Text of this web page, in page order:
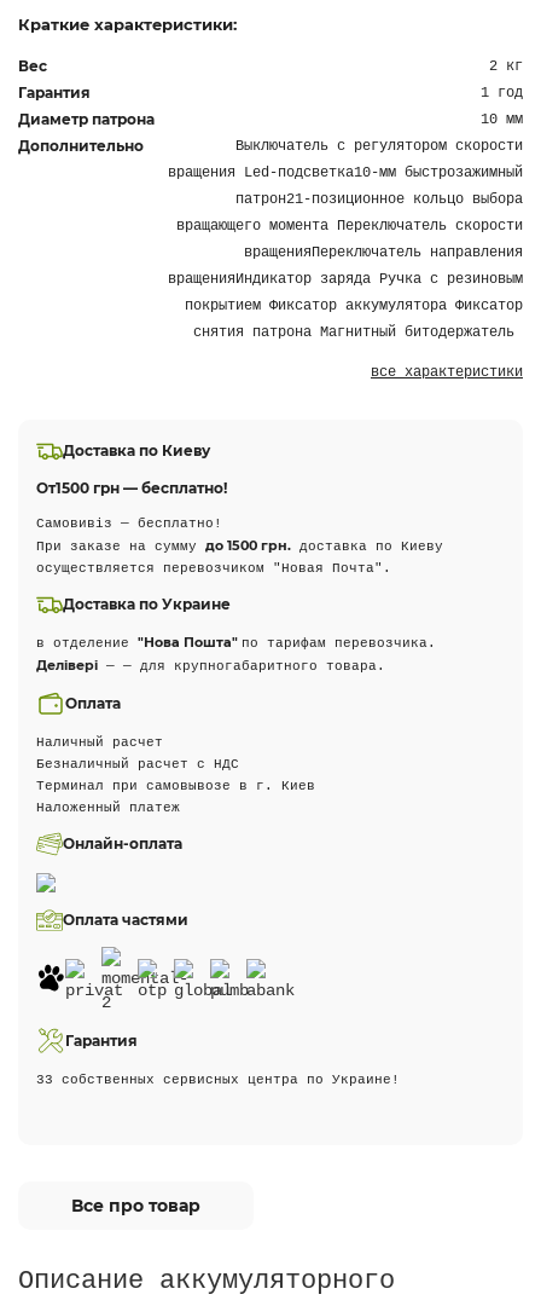
Краткие характеристики:
Вес 2 кг
Гарантия 1 год
Диаметр патрона 10 мм
Дополнительно
Выключатель с регулятором скорости
вращения Led-подсветка10-мм быстрозажимный
патрон21-позиционное кольцо выбора
вращающего момента Переключатель скорости
вращенияПереключатель направления
вращенияИндикатор заряда Ручка с резиновым
покрытием Фиксатор аккумулятора Фиксатор
снятия патрона Магнитный битодержатель
все характеристики
Доставка по Киеву
От1500 грн — бесплатно!
Самовивіз — бесплатно!
При заказе на сумму до 1500 грн. доставка по Киеву
осуществляется перевозчиком "Новая Почта".
Доставка по Украине
в отделение "Нова Пошта" по тарифам перевозчика.
Делівері — — для крупногабаритного товара.
Оплата
Наличный расчет
Безналичный расчет с НДС
Терминал при самовывозе в г. Киев
Наложенный платеж
Онлайн-оплата
Оплата частями
Гарантия
33 собственных сервисных центра по Украине!
Все про товар
Описание аккумуляторного